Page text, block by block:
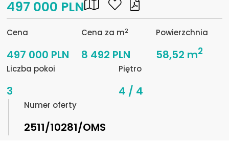
497 000 PLN
Cena
497 000 PLN
Cena za m2
8 492 PLN
Powierzchnia
58,52 m2
Liczba pokoi
3
Piętro
4 / 4
Numer oferty
2511/10281/OMS